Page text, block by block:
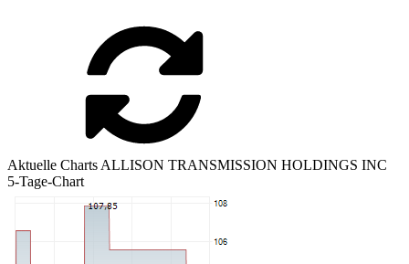
Aktuelle Charts ALLISON TRANSMISSION HOLDINGS INC
5-Tage-Chart